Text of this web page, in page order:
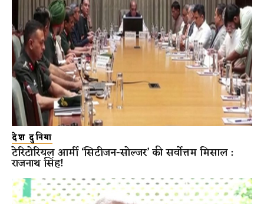
देश दुनिया
टेरिटोरियल आर्मी ‘सिटीजन-सोल्जर’ की सर्वोत्तम मिसाल :
राजनाथ सिंह!